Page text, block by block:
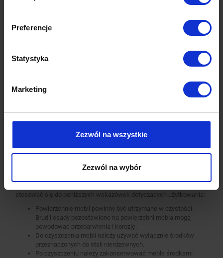
Preferencje
Statystyka
Marketing
Zezwól na wszystkie
Zezwól na wybór
Pracujemy wyłącznie na maszynach renomowanych światowych i
gwarantuje najwyższą jakość i precyzje wykonania wyrobów.
Standardowo nasze wyroby wykonane są ze stali nierdzewnej AISI
chemicznych i organicznych wykonujemy ze stali nierdzewnej tzw.
kwasówki AISI 304. Wszystkie nasze meble mogą być również w
Jesteśmy pewni jakości naszych produktów, dlatego w standardzie
nierdzewnej.
Czyszczenie i konserwacja
użytkowania i pielęgnacji. Regularne czyszczenie i konserwacja
mebli wykonanych ze stali nierdzewnych pozwala na ich
długotrwałą i bezproblemową eksploatację.
stosować się do poniższych wskazówek dotyczących użytkowania:
Powierzchnie mebli powinny być utrzymane w czystości.
Brud i osady pozostawione na powierzchni mebla mogą
powodować przebarwienia i korozję.
Do czyszczenia mebli należy używać wyłącznie środków
przeznaczonych do stali nierdzewnych.
Po czyszczeniu należy zakonserwować meble środkami